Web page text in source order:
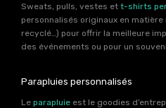
Sweats, pulls, vestes et t-shirts
personnalisés originaux en matière
recyclé…) pour offrir la meilleure
des événements ou pour un
Parapluies personnalisés
Le parapluie est le goodies